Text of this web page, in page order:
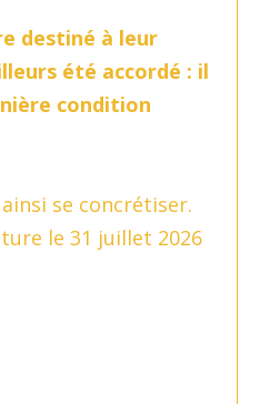
destiné à leur
été accordé : il
condition
se concrétiser.
le 31 juillet 2026